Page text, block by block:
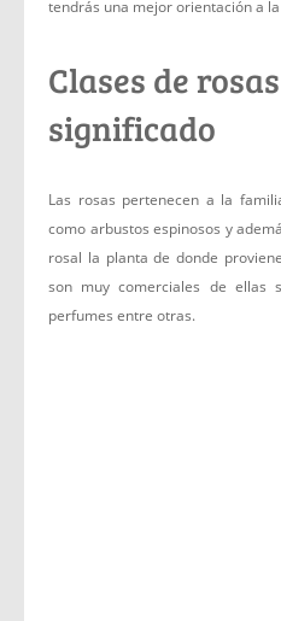
tendrás una mejor orientación a
Clases de
significado
Las rosas pertenecen a la
como arbustos espinosos y
rosal la planta de donde
son muy comerciales de ellas
perfumes entre otras.